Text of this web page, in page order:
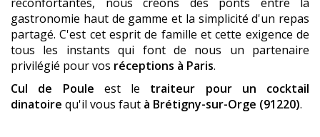
gastronomie haut de gamme et la simplicité d'un repas
partagé. C'est cet esprit de famille et cette exigence de
tous les instants qui font de nous un partenaire
privilégié pour vos réceptions à Paris.
Cul de Poule est le traiteur pour un cocktail
dinatoire qu'il vous faut à Brétigny-sur-Orge (91220).